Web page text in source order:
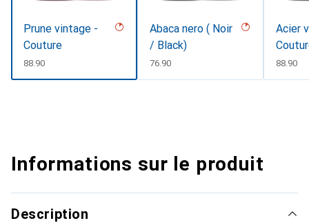
Prune vintage -
Couture
CHF
88.90
Abaca nero ( Noir
/ Black)
CHF
76.90
Acier
CHF
88.90
Informations sur le produit
Description